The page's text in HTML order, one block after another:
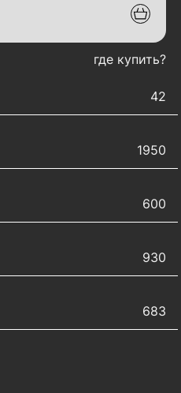
где купить?
42
1950
600
930
683